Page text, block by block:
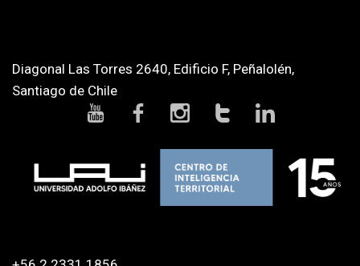
Diagonal Las Torres 2640, Edificio F, Peñalolén,
Santiago de Chile